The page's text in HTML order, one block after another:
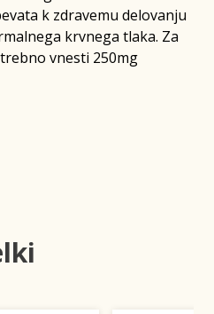
k zdravemu delovanju
krvnega tlaka. Za
vnesti 250mg